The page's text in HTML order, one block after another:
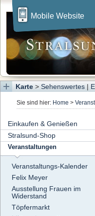
Mobile Website
Karte > Sehenswertes |
Sie sind hier: Home >
Einkaufen & Genießen
Stralsund-Shop
Veranstaltungen
Veranstaltungs-Kalender
Felix Meyer
Ausstellung Frauen im
Widerstand
Töpfermarkt